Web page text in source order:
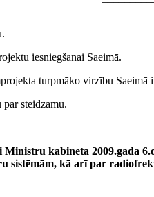
iesniegšanai Saeimā.
turpmāko virzību Saeimā
steidzamu.
kabineta 2009.gada
sistēmām, kā arī par